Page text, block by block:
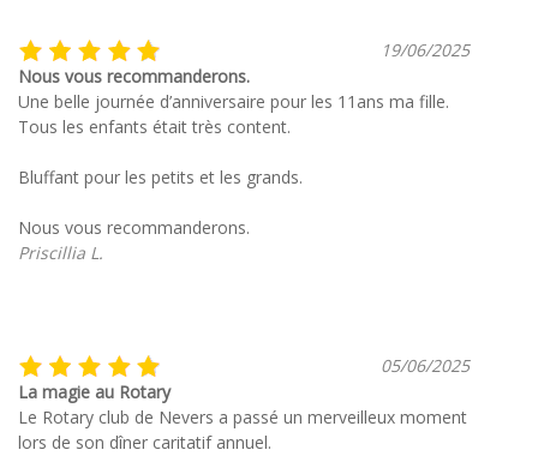
19/06/2025
Nous vous recommanderons.
Une belle journée d’anniversaire pour les 11ans ma fille.
Tous les enfants était très content.
Bluffant pour les petits et les grands.
Nous vous recommanderons.
Priscillia L.
05/06/2025
La magie au Rotary
Le Rotary club de Nevers a passé un merveilleux moment
lors de son dîner caritatif annuel.